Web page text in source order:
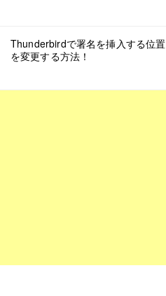
Thunderbirdで署名を挿入する位置
を変更する方法！